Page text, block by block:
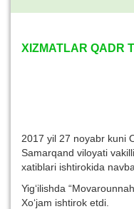
XIZMATLAR QADR
2017 yil 27 noyabr kuni
Samarqand viloyati
xatiblari ishtirokida
Yig‘ilishda
Xo‘jam ishtirok etdi.